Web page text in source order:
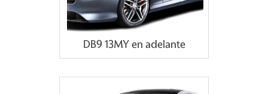
DB9 13MY en adelante